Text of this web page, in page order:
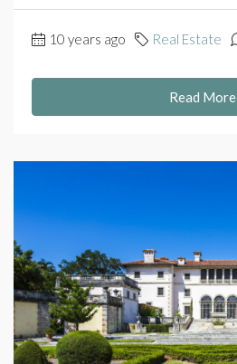
10 years ago Real Estate
Read More